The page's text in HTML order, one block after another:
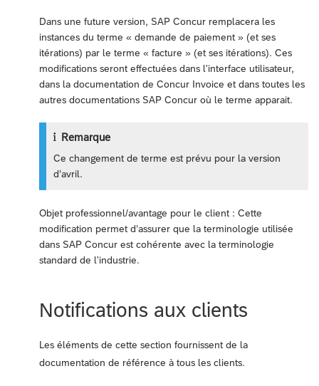
Dans une future version, SAP Concur remplacera les
instances du terme « demande de paiement » (et ses
itérations) par le terme « facture » (et ses itérations). Ces
modifications seront effectuées dans l'interface utilisateur,
dans la documentation de Concur Invoice et dans toutes les
autres documentations SAP Concur où le terme apparait.
Remarque
Ce changement de terme est prévu pour la version
d’avril.
Objet professionnel/avantage pour le client : Cette
modification permet d’assurer que la terminologie utilisée
dans SAP Concur est cohérente avec la terminologie
standard de l'industrie.
Notifications aux clients
Les éléments de cette section fournissent de la
documentation de référence à tous les clients.